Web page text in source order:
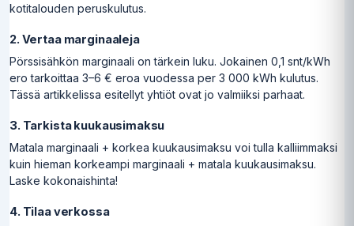
kotitalouden peruskulutus.
2. Vertaa marginaaleja
Pörssisähkön marginaali on tärkein luku. Jokainen 0,1 snt/kWh
ero tarkoittaa 3–6 € eroa vuodessa per 3 000 kWh kulutus.
Tässä artikkelissa esitellyt yhtiöt ovat jo valmiiksi parhaat.
3. Tarkista kuukausimaksu
Matala marginaali + korkea kuukausimaksu voi tulla kalliimmaksi
kuin hieman korkeampi marginaali + matala kuukausimaksu.
Laske kokonaishinta!
4. Tilaa verkossa